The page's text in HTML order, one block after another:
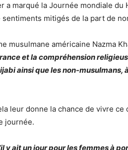
a marqué la Journée mondiale du
sentiments mitigés de la part de
musulmane américaine Nazma
et la compréhension
ainsi que les non-
leur donne la chance de vivre ce
journée.
y ait un jour pour les femmes à